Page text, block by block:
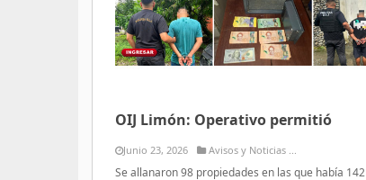
OIJ Limón: Operativo permitió
Junio 23, 2026 Avisos y Noticias ...
Se allanaron 98 propiedades en las que había 142